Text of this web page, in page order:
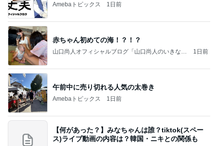
Amebaトピックス 1日前
赤ちゃん初めての海！？！？
山口尚人オフィシャルブログ「山口尚人のいきなり
1日前
午前中に売り切れる人気の太巻き
Amebaトピックス 1日前
【何があった？】みなちゃんは誰？tiktok(スペー
ス)ライブ動画の内容は？韓国・ニキとの関係も